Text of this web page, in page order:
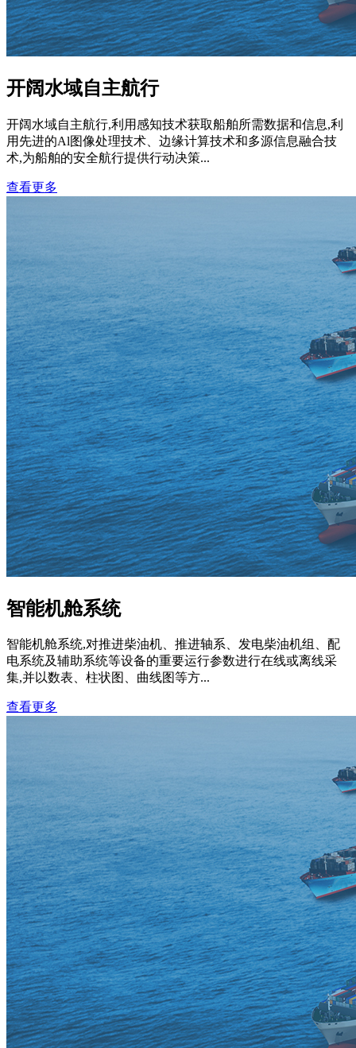
开阔水域自主航行
开阔水域自主航行,利用感知技术获取船舶所需数据和信息,利
用先进的Al图像处理技术、边缘计算技术和多源信息融合技
术,为船舶的安全航行提供行动决策...
查看更多
智能机舱系统
智能机舱系统,对推进柴油机、推进轴系、发电柴油机组、配
电系统及辅助系统等设备的重要运行参数进行在线或离线采
集,并以数表、柱状图、曲线图等方...
查看更多